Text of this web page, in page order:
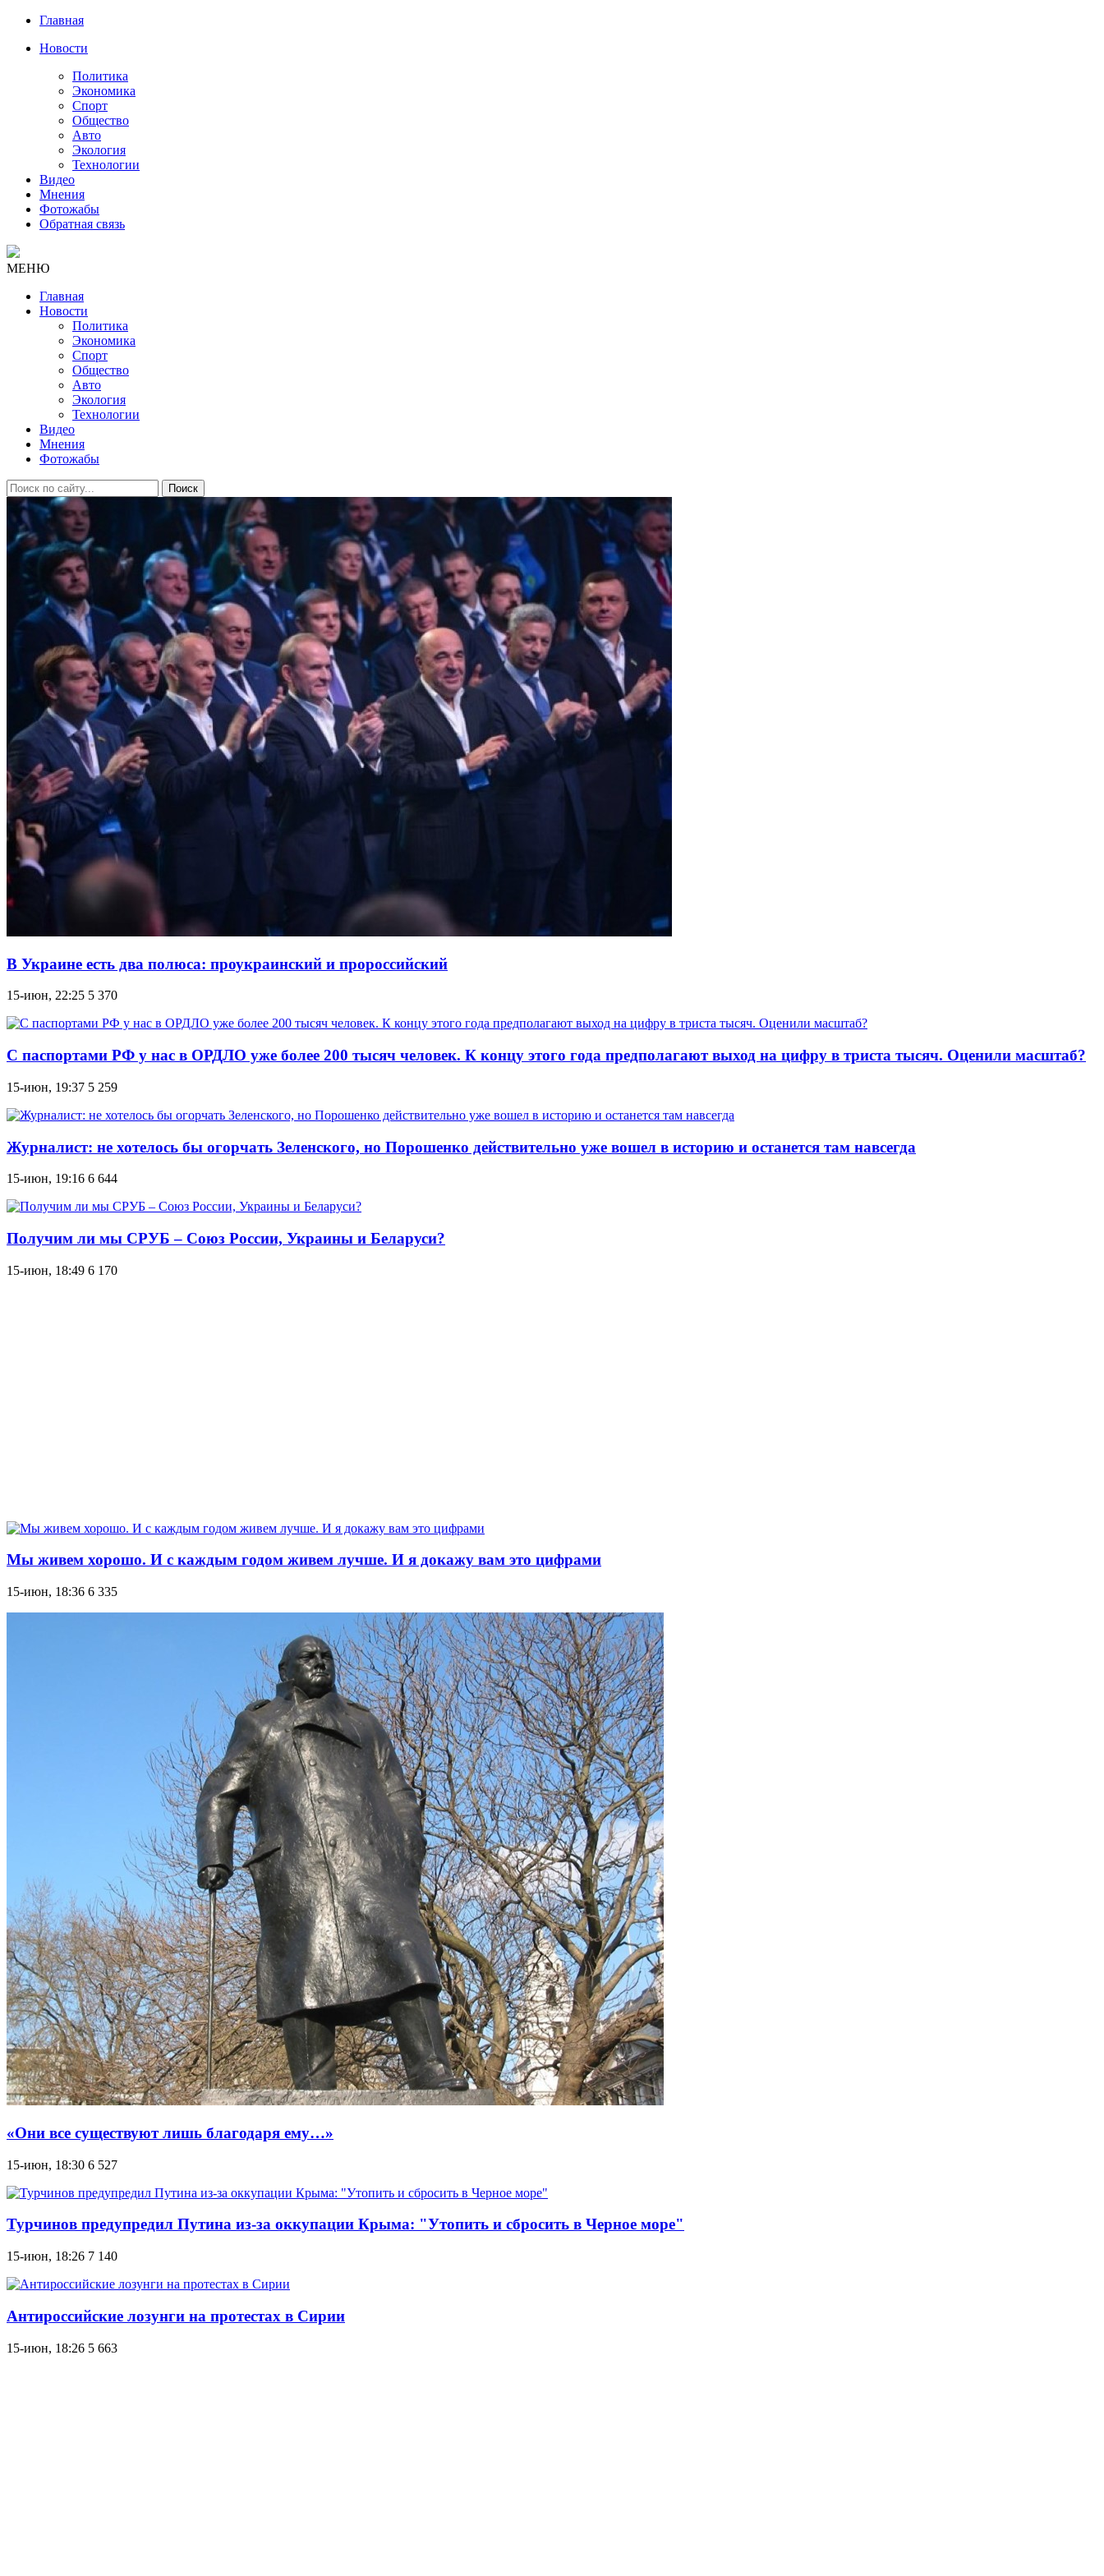
Главная
Новости
Политика
Экономика
Спорт
Общество
Авто
Экология
Технологии
Видео
Мнения
Фотожабы
Обратная связь
МЕНЮ
Главная
Новости
Политика
Экономика
Спорт
Общество
Авто
Экология
Технологии
Видео
Мнения
Фотожабы
Поиск
В Украине есть два полюса: проукраинский и пророссийский
15-июн, 22:25 5 370
С паспортами РФ у нас в ОРДЛО уже более 200 тысяч человек. К концу этого года предполагают выход на цифру в триста тысяч. Оценили масштаб?
15-июн, 19:37 5 259
Журналист: не хотелось бы огорчать Зеленского, но Порошенко действительно уже вошел в историю и останется там навсегда
15-июн, 19:16 6 644
Получим ли мы СРУБ – Союз России, Украины и Беларуси?
15-июн, 18:49 6 170
Мы живем хорошо. И с каждым годом живем лучше. И я докажу вам это цифрами
15-июн, 18:36 6 335
«Они все существуют лишь благодаря ему…»
15-июн, 18:30 6 527
Турчинов предупредил Путина из-за оккупации Крыма: "Утопить и сбросить в Черное море"
15-июн, 18:26 7 140
Антироссийские лозунги на протестах в Сирии
15-июн, 18:26 5 663